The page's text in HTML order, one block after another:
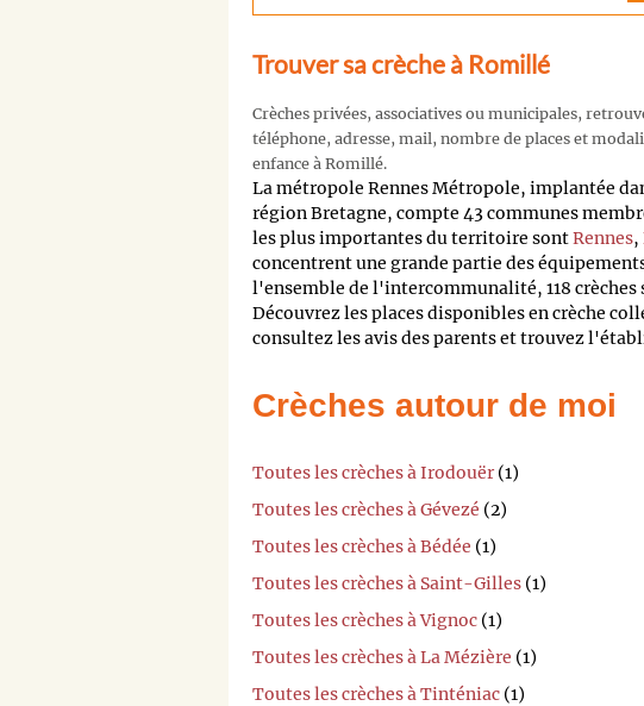
Trouver sa crèche à Romillé
Crèches privées, associatives ou municipales,
téléphone, adresse, mail, nombre de places et
enfance à Romillé.
La métropole Rennes Métropole, implantée
région Bretagne, compte 43 communes
les plus importantes du territoire sontRennes,
concentrent une grande partie des
l'ensemble de l'intercommunalité, 118
Découvrez les places disponibles en crèche
consultez les avis des parents et trouvez
Crèches autour de moi
Toutes les crèches à Irodouër (1)
Toutes les crèches à Gévezé (2)
Toutes les crèches à Bédée (1)
Toutes les crèches à Saint-Gilles (1)
Toutes les crèches à Vignoc (1)
Toutes les crèches à La Mézière (1)
Toutes les crèches à Tinténiac (1)